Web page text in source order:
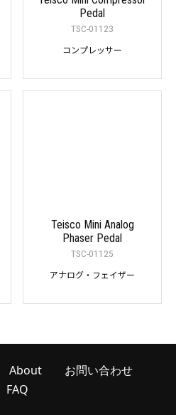
Pedal
TSC-01123
コンプレッサー
Teisco Mini Analog
Phaser Pedal
TSC-01125
アナログ・フェイザー
About
お問い合わせ
FAQ